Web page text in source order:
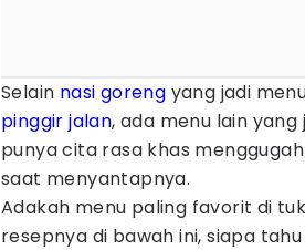
Selain nasi goreng yang jadi
pinggir jalan, ada menu lain
punya cita rasa khas
saat menyantapnya.
Adakah menu paling favorit di
resepnya di bawah ini, siapa